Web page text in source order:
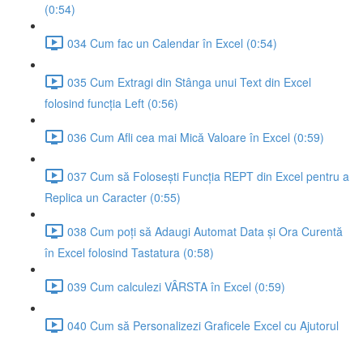
(0:54)
034 Cum fac un Calendar în Excel (0:54)
035 Cum Extragi din Stânga unui Text din Excel
folosind funcția Left (0:56)
036 Cum Afli cea mai Mică Valoare în Excel (0:59)
037 Cum să Folosești Funcția REPT din Excel pentru a
Replica un Caracter (0:55)
038 Cum poți să Adaugi Automat Data și Ora Curentă
în Excel folosind Tastatura (0:58)
039 Cum calculezi VÂRSTA în Excel (0:59)
040 Cum să Personalizezi Graficele Excel cu Ajutorul